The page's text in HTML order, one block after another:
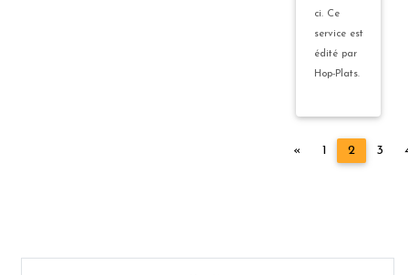
ci. Ce
service est
édité par
Hop-Plats.
« Précédent
1 2 3